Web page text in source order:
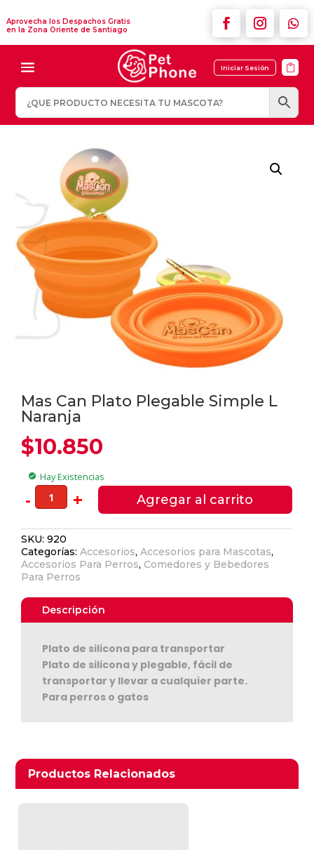
Aprovecha los Despachos Gratis
en la Zona Oriente de Santiago
Iniciar Sesión 
Seguir Comprando
Mas Can Plato Plegable Simple L
Naranja
$10.850
check_circle Hay Existencias
- Mas
Can
Plegable
Simple
L
cantidad
+ Agregar al carrito
SKU:920
Categorías:Accesorios,Accesorios para Mascotas,
Accesorios Para Perros, Comedores y Bebedores
Para Perros
Descripción
Plato de silicona para transportar
Plato de silicona y plegable, fácil de
transportar y llevar a cualquier parte.
Para perros o gatos
Productos Relacionados
Productos relacionados